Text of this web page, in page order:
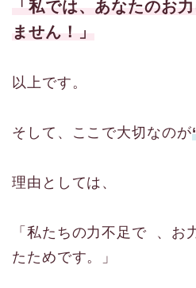
「私では、あなたのお
ません！」
以上です。
そして、ここで大切なのが
理由としては、
「私たちの力不足で 、お
たためです。」